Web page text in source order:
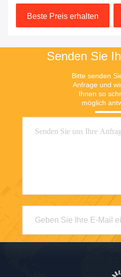
Beste Preis erhalten
Senden Sie
Bitte senden
Anfrage und
Ihnen so
möglich